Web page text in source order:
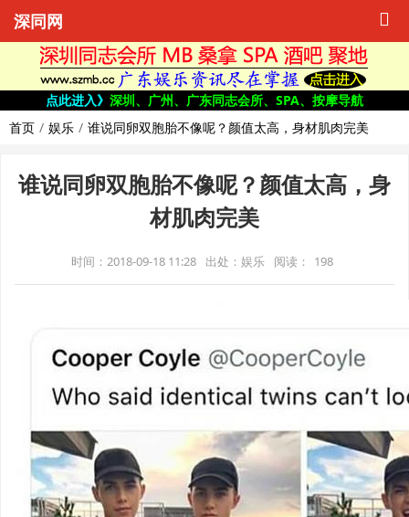
深同网
点此进入》 深圳、广州、广东同志会所、SPA、按摩导航
首页
娱乐 谁说同卵双胞胎不像呢？颜值太高，身材肌肉完美
谁说同卵双胞胎不像呢？颜值太高，身
材肌肉完美
时间：2018-09-18 11:28 出处：娱乐 阅读： 198